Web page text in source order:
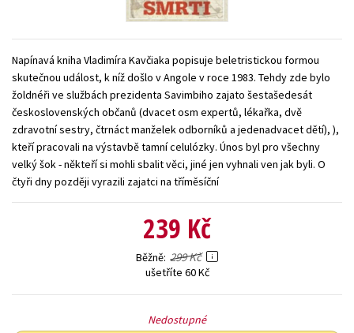
Zahraniční literatura
Všechny tituly
Napínavá kniha Vladimíra Kavčiaka popisuje beletristickou formou
skutečnou událost, k níž došlo v Angole v roce 1983. Tehdy zde bylo
žoldnéři ve službách prezidenta Savimbiho zajato šestašedesát
československých občanů (dvacet osm expertů, lékařka, dvě
zdravotní sestry, čtrnáct manželek odborníků a jedenadvacet dětí), ),
kteří pracovali na výstavbě tamní celulózky. Únos byl pro všechny
velký šok - někteří si mohli sbalit věci, jiné jen vyhnali ven jak byli. O
čtyři dny později vyrazili zajatci na tříměsíční
239 Kč
Běžně 299 Kč
ušetříte 60 Kč
Nedostupné